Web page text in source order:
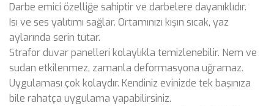
Darbe emici özelliğe sahiptir ve darbelere dayanıklıdır.
Isı ve ses yalıtımı sağlar. Ortamınızı kışın sıcak, yaz
aylarında serin tutar.
Strafor duvar panelleri kolaylıkla temizlenebilir. Nem ve
sudan etkilenmez, zamanla deformasyona uğramaz.
Uygulaması çok kolaydır. Kendiniz evinizde tek başınıza
bile rahatça uygulama yapabilirsiniz.